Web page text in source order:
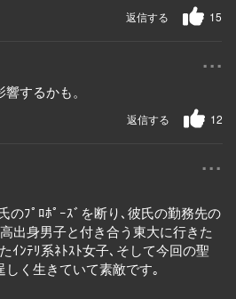
15
返信する
...
するかも。
12
返信する
...
のﾌﾟﾛﾎﾟｰｽﾞを断り､彼氏の勤務先の
出身男子と付き合う東大に行きた
ｲﾝﾃﾘ系ﾈﾄｽﾄ女子､そして今回の聖
く生きていて素敵です｡